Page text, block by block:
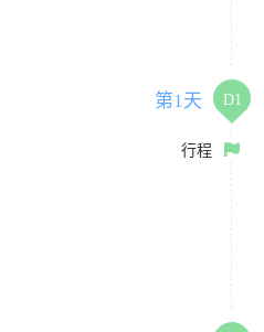
第1天 D1
行程